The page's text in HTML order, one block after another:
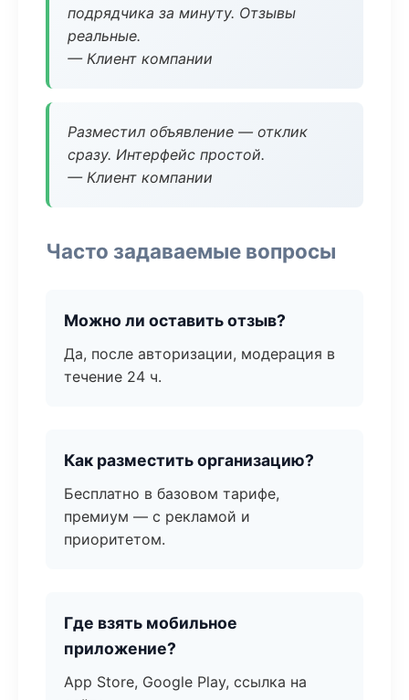
подрядчика за минуту. Отзывы
реальные.
— Клиент компании
Разместил объявление — отклик
сразу. Интерфейс простой.
— Клиент компании
Часто задаваемые вопросы
Можно ли оставить отзыв?
Да, после авторизации, модерация в
течение 24 ч.
Как разместить организацию?
Бесплатно в базовом тарифе,
премиум — с рекламой и
приоритетом.
Где взять мобильное
приложение?
App Store, Google Play, ссылка на